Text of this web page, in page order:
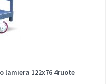
lamiera 122x76 4ruote